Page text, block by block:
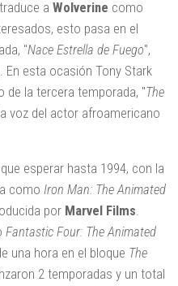
a Wolverine como
esto pasa en el
"Nace Estrella de Fuego",
En esta ocasión Tony Stark
de la tercera temporada, "The
voz del actor afroamericano
esperar hasta 1994, con la
como Iron Man: The Animated
por Marvel Films.
Fantastic Four: The Animated
una hora en el bloque The
2 temporadas y un total